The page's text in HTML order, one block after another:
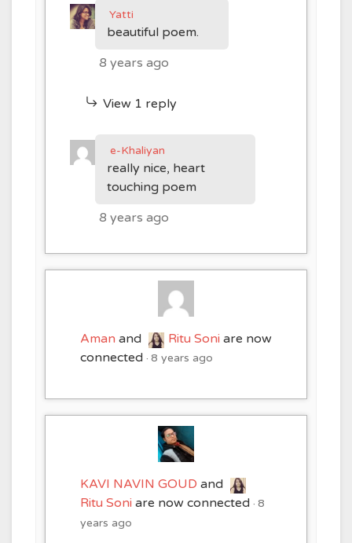
Yatti
beautiful poem.
8 years ago
View 1 reply
e-Khaliyan
really nice, heart
touching poem
8 years ago
Aman and Ritu Soniare now
connected 8 years ago
KAVI NAVIN GOUD and
Ritu Soniare now connected 8
years ago